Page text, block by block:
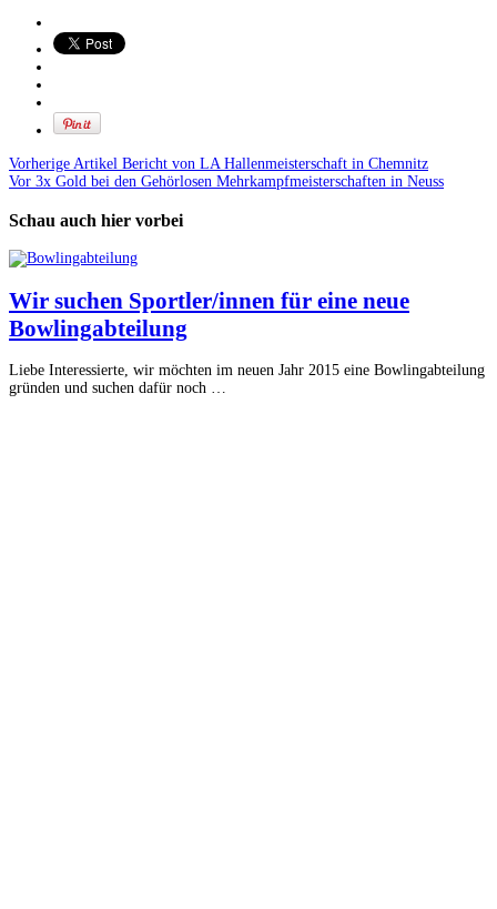
Vorherige Artikel Bericht von LA Hallenmeisterschaft in Chemnitz
Vor 3x Gold bei den Gehörlosen Mehrkampfmeisterschaften in Neuss
Schau auch hier vorbei
Wir suchen Sportler/innen für eine neue
Bowlingabteilung
Liebe Interessierte, wir möchten im neuen Jahr 2015 eine Bowlingabteilung
gründen und suchen dafür noch …